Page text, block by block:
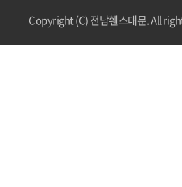
Copyright (C) 전남휀스대문. All